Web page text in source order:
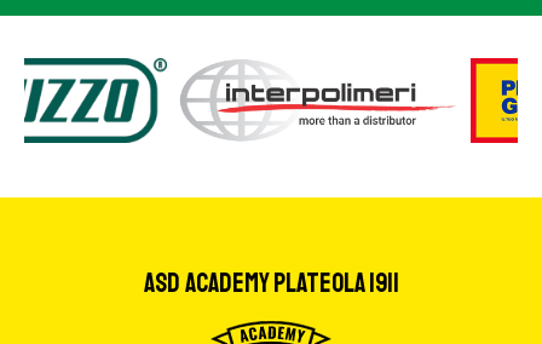
ASD Academy Plateola 1911